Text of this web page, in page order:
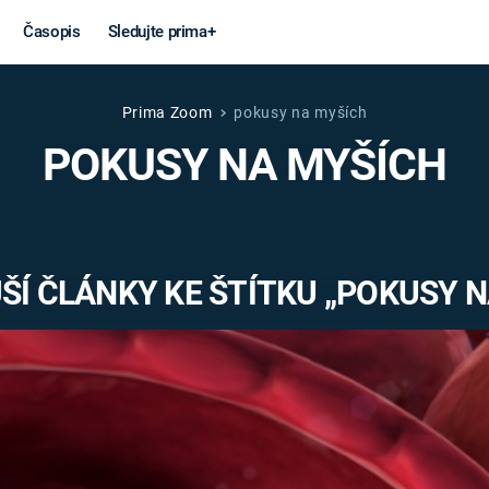
Časopis Sledujte prima+
Věda a
technika
MARS
Války
VÁLEČNÉ
Prima Zoom pokusy na myších
POKUSY NA MYŠÍCH
ČLÁNKY KE ŠTÍTKU „POKUSY